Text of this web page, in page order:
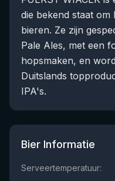
die bekend staat
bieren. Ze zijn
Pale Ales, met een
hopsmaken, en
Duitslands
IPA's.
Bier Informatie
Serveertemperatuur: